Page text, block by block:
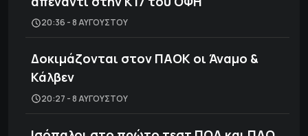
20:36 - 8 ΑΥΓΟΎΣΤΟΥ
Δοκιμάζονται στον ΠΑΟΚ οι Άναμο &
Κάλβεν
20:27 - 8 ΑΥΓΟΎΣΤΟΥ